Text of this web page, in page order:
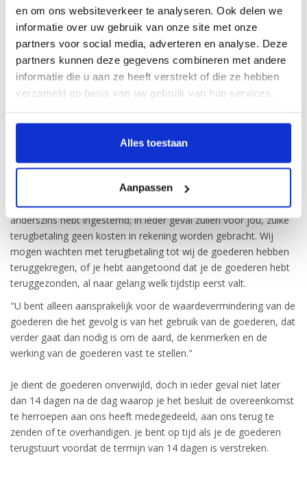
en om ons websiteverkeer te analyseren. Ook delen we
informatie over uw gebruik van onze site met onze
partners voor social media, adverteren en analyse. Deze
partners kunnen deze gegevens combineren met andere
informatie die u aan ze heeft verstrekt of die ze hebben
verzameld op basis van uw gebruik van hun services.
Alles toestaan
Aanpassen
Gevolgen van de herroeping
Als je de overeenkomst herroept, ontvang je alle betalingen die
jij tot op dat moment hebt gedaan, inclusief leveringskosten
(met uitzondering van eventuele extra kosten ten gevolge van
uw keuze voor een andere wijze van levering dan de door ons
geval niet later dan 14 dagen nadat wij op de hoogte zijn
gesteld van jouw beslissing de overeenkomst te herroepen, van
stuurt dan worden de kosten voor levering niet teruggestort. Wij
betalen je terug met hetzelfde betaalmiddel als waarmee jij de
oorspronkelijke transactie hebt verricht, tenzij je uitdrukkelijk
anderszins hebt ingestemd; in ieder geval zullen voor jou, zulke
terugbetaling geen kosten in rekening worden gebracht. Wij
mogen wachten met terugbetaling tot wij de goederen hebben
teruggekregen, of je hebt aangetoond dat je de goederen hebt
teruggezonden, al naar gelang welk tijdstip eerst valt.
"U bent alleen aansprakelijk voor de waardevermindering van de
goederen die het gevolg is van het gebruik van de goederen, dat
verder gaat dan nodig is om de aard, de kenmerken en de
werking van de goederen vast te stellen."
Je dient de goederen onverwijld, doch in ieder geval niet later
dan 14 dagen na de dag waarop je het besluit de overeenkomst
te herroepen aan ons heeft medegedeeld, aan ons terug te
zenden of te overhandigen. je bent op tijd als je de goederen
terugstuurt voordat de termijn van 14 dagen is verstreken.